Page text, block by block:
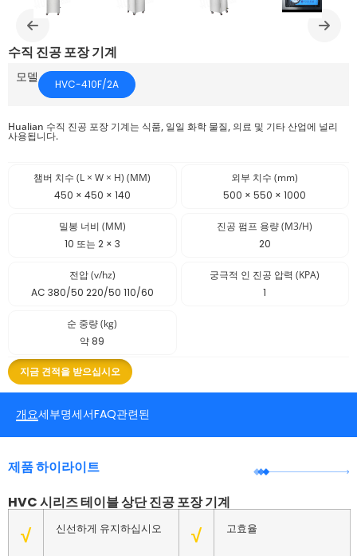
수직 진공 포장 기계
모델 HVC-410F/2A
Hualian 수직 진공 포장 기계는 식품, 일일 화학 물질, 의료 및 기타 산업에 널리
사용됩니다.
챔버 치수 (L × W × H) (MM)
450 × 450 × 140
외부 치수 (mm)
500 × 550 × 1000
밀봉 너비 (MM)
10 또는 2 × 3
진공 펌프 용량 (M3/H)
20
전압 (v/hz)
AC 380/50 220/50 110/60
궁극적 인 진공 압력 (KPA)
1
순 중량 (kg)
약 89
지금 견적을 받으십시오
개요세부명세서FAQ관련된
제품 하이라이트
HVC 시리즈 테이블 상단 진공 포장 기계
√ 신선하게 유지하십시오 √ 고효율